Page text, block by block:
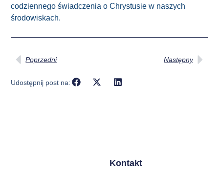
codziennego świadczenia o Chrystusie w naszych
środowiskach.
Poprzedni Następny
Udostępnij post na:
Kontakt